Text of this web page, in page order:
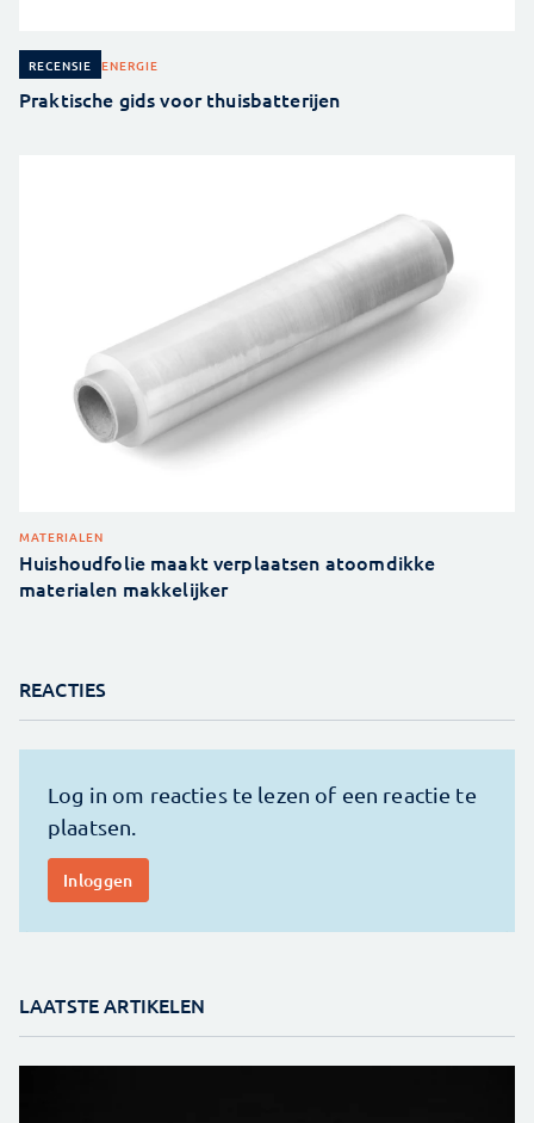
RECENSIE ENERGIE
Praktische gids voor thuisbatterijen
MATERIALEN
Huishoudfolie maakt verplaatsen atoomdikke
materialen makkelijker
REACTIES
LAATSTE ARTIKELEN